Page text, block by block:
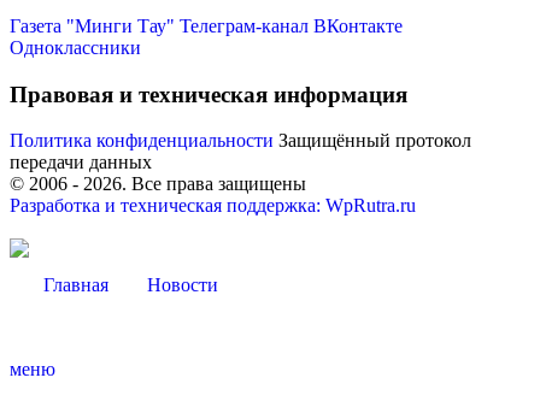
Газета "Минги Тау" Телеграм-канал ВКонтакте
Одноклассники
Правовая и техническая информация
Политика конфиденциальности Защищённый протокол
передачи данных
© 2006 - 2026. Все права защищены
Разработка и техническая поддержка: WpRutra.ru
Главная Новости
меню